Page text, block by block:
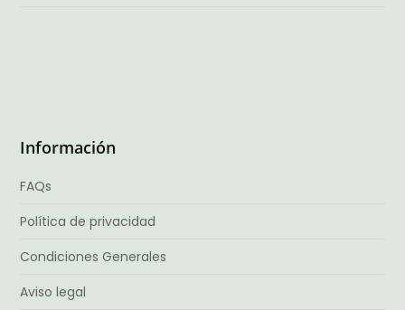
Información
FAQs
Política de privacidad
Condiciones Generales
Aviso legal